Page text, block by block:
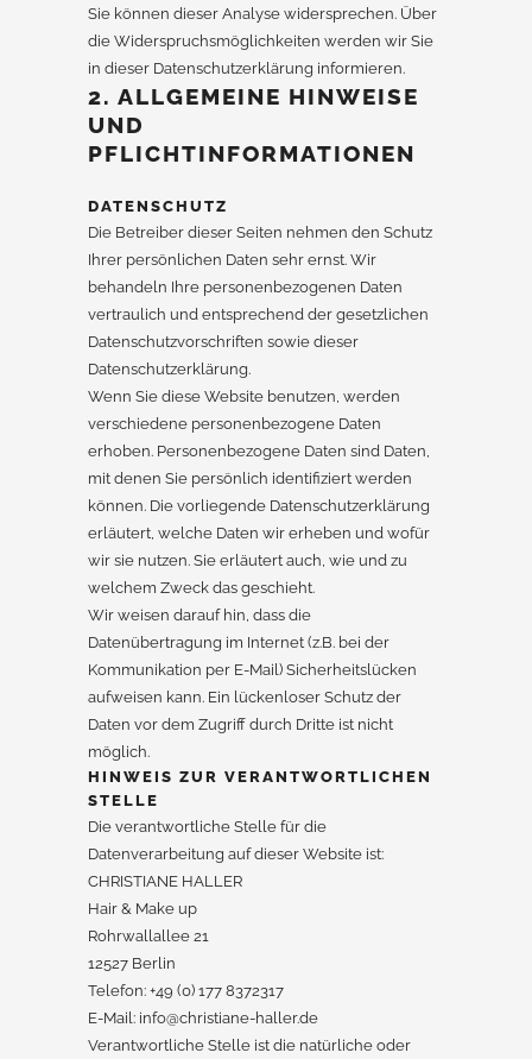
Sie können dieser Analyse widersprechen. Über
die Widerspruchsmöglichkeiten werden wir Sie
in dieser Datenschutzerklärung informieren.
2. ALLGEMEINE HINWEISE
UND
PFLICHTINFORMATIONEN
DATENSCHUTZ
Die Betreiber dieser Seiten nehmen den Schutz
Ihrer persönlichen Daten sehr ernst. Wir
behandeln Ihre personenbezogenen Daten
vertraulich und entsprechend der gesetzlichen
Datenschutzvorschriften sowie dieser
Datenschutzerklärung.
Wenn Sie diese Website benutzen, werden
verschiedene personenbezogene Daten
erhoben. Personenbezogene Daten sind Daten,
mit denen Sie persönlich identifiziert werden
können. Die vorliegende Datenschutzerklärung
erläutert, welche Daten wir erheben und wofür
wir sie nutzen. Sie erläutert auch, wie und zu
welchem Zweck das geschieht.
Wir weisen darauf hin, dass die
Datenübertragung im Internet (z.B. bei der
Kommunikation per E-Mail) Sicherheitslücken
aufweisen kann. Ein lückenloser Schutz der
Daten vor dem Zugriff durch Dritte ist nicht
möglich.
HINWEIS ZUR VERANTWORTLICHEN
STELLE
Die verantwortliche Stelle für die
Datenverarbeitung auf dieser Website ist:
CHRISTIANE HALLER
Hair & Make up
Rohrwallallee 21
12527 Berlin
Telefon: +49 (0) 177 8372317
E-Mail: info@christiane-haller.de
Verantwortliche Stelle ist die natürliche oder